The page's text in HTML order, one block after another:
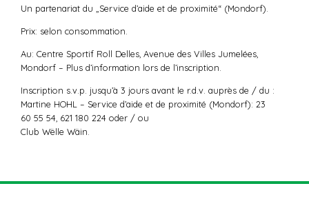
Un partenariat du „Service d’aide et de proximité“ (Mondorf).
Prix: selon consommation.
Au: Centre Sportif Roll Delles, Avenue des Villes Jumelées,
Mondorf – Plus d’information lors de l’inscription.
Inscription s.v.p. jusqu’à 3 jours avant le r.d.v. auprès de / du :
Martine HOHL – Service d’aide et de proximité (Mondorf): 23
60 55 54, 621 180 224 oder / ou
Club Wëlle Wäin.